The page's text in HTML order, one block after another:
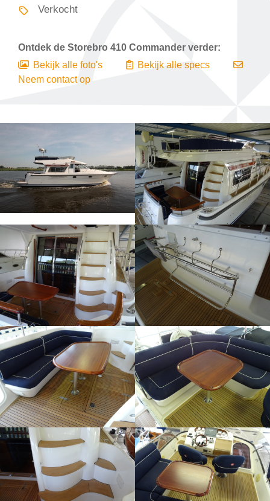
Verkocht
Ontdek de Storebro 410 Commander verder:
Bekijk alle foto's
Bekijk alle specs
Neem contact op